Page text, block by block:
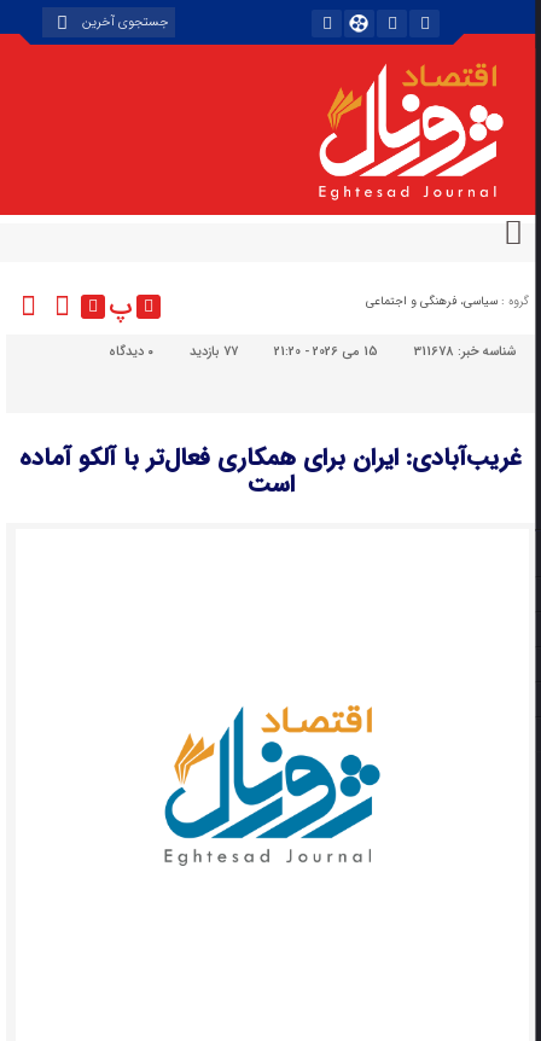
گروه : سیاسی، فرهنگی و اجتماعی پ
شناسه خبر:311678 15 می 2026 - 21:20 77 بازدید دیدگاه
غریب‌آبادی: ایران برای همکاری فعال‌تر با آلکو آماده
است